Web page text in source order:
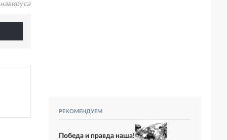
РЕКОМЕНДУЕМ
Победа и правда наша!